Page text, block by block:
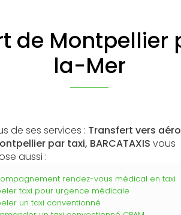
de
la-Mer
de ses services : Transfert vers
par taxi, BARCATAXIS vous
aussi :
rendez-vous médical en taxi
taxi pour urgence médicale
un taxi conventionné